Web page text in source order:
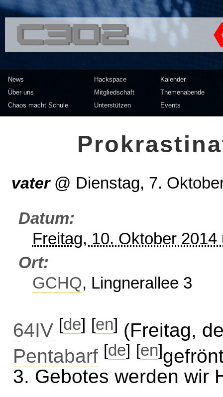
<<</>> Chaos Computer
News
Über uns
Chaos macht Schule
Hackspace
Mitgliedschaft
Unterstützen
Kalender
Themenabende
Events
vater@ Dienstag, 7.
Datum
Freitag, 10. Oktober 2014
Ort
GCHQ, Lingnerallee 3
64IV [de] [en] (Freitag,
Pentabarf [de] [en]
3. Gebotes werden wir